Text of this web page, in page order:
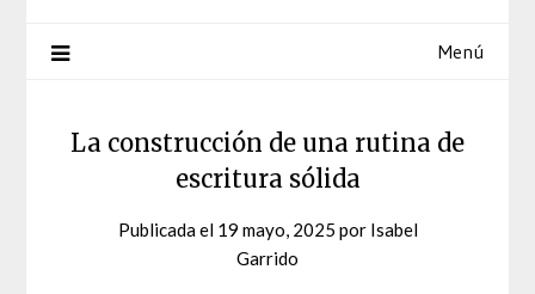
Menú
La construcción de una rutina de
escritura sólida
Publicada el 19 mayo, 2025 por Isabel
Garrido